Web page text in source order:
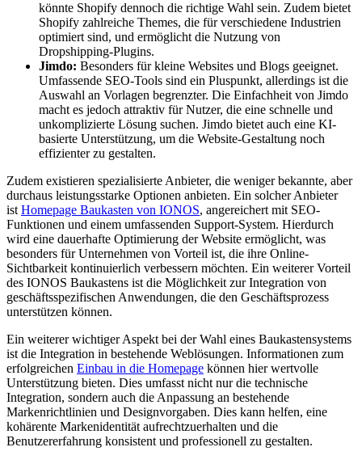
könnte Shopify dennoch die richtige Wahl sein. Zudem bietet
Shopify zahlreiche Themes, die für verschiedene Industrien
optimiert sind, und ermöglicht die Nutzung von
Dropshipping-Plugins.
Jimdo: Besonders für kleine Websites und Blogs geeignet.
Umfassende SEO-Tools sind ein Pluspunkt, allerdings ist die
Auswahl an Vorlagen begrenzter. Die Einfachheit von Jimdo
macht es jedoch attraktiv für Nutzer, die eine schnelle und
unkomplizierte Lösung suchen. Jimdo bietet auch eine KI-
basierte Unterstützung, um die Website-Gestaltung noch
effizienter zu gestalten.
Zudem existieren spezialisierte Anbieter, die weniger bekannte, aber
durchaus leistungsstarke Optionen anbieten. Ein solcher Anbieter
ist Homepage Baukasten von IONOS, angereichert mit SEO-
Funktionen und einem umfassenden Support-System. Hierdurch
wird eine dauerhafte Optimierung der Website ermöglicht, was
besonders für Unternehmen von Vorteil ist, die ihre Online-
Sichtbarkeit kontinuierlich verbessern möchten. Ein weiterer Vorteil
des IONOS Baukastens ist die Möglichkeit zur Integration von
geschäftsspezifischen Anwendungen, die den Geschäftsprozess
unterstützen können.
Ein weiterer wichtiger Aspekt bei der Wahl eines Baukastensystems
ist die Integration in bestehende Weblösungen. Informationen zum
erfolgreichen Einbau in die Homepage können hier wertvolle
Unterstützung bieten. Dies umfasst nicht nur die technische
Integration, sondern auch die Anpassung an bestehende
Markenrichtlinien und Designvorgaben. Dies kann helfen, eine
kohärente Markenidentität aufrechtzuerhalten und die
Benutzererfahrung konsistent und professionell zu gestalten.